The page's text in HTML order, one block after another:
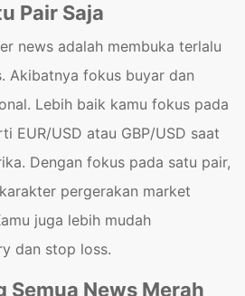
Pair Saja
news adalah membuka terlalu
Akibatnya fokus buyar dan
Lebih baik kamu fokus pada
EUR/USD atau GBP/USD saat
Dengan fokus pada satu pair,
pergerakan market
juga lebih mudah
dan stop loss.
Semua News Merah